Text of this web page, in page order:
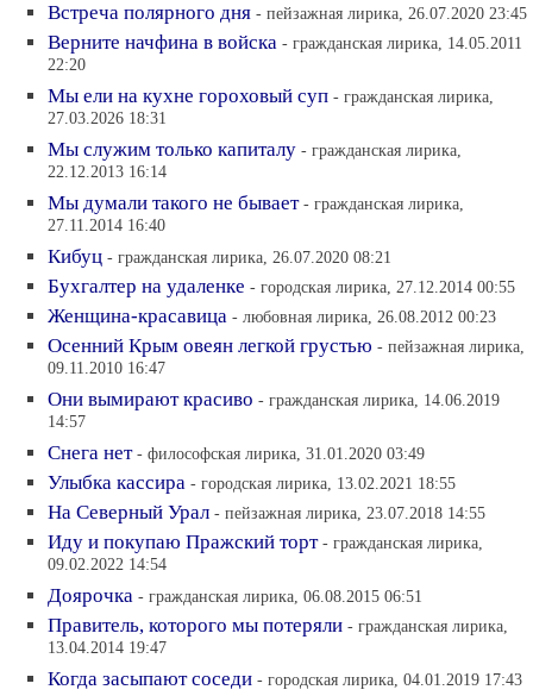
Встреча полярного дня - пейзажная лирика, 26.07.2020 23:45
Верните начфина в войска - гражданская лирика, 14.05.2011
22:20
Мы ели на кухне гороховый суп - гражданская лирика,
27.03.2026 18:31
Мы служим только капиталу - гражданская лирика,
22.12.2013 16:14
Мы думали такого не бывает - гражданская лирика,
27.11.2014 16:40
Кибуц - гражданская лирика, 26.07.2020 08:21
Бухгалтер на удаленке - городская лирика, 27.12.2014 00:55
Женщина-красавица - любовная лирика, 26.08.2012 00:23
Осенний Крым овеян легкой грустью - пейзажная лирика,
09.11.2010 16:47
Они вымирают красиво - гражданская лирика, 14.06.2019
14:57
Снега нет - философская лирика, 31.01.2020 03:49
Улыбка кассира - городская лирика, 13.02.2021 18:55
На Северный Урал - пейзажная лирика, 23.07.2018 14:55
Иду и покупаю Пражский торт - гражданская лирика,
09.02.2022 14:54
Доярочка - гражданская лирика, 06.08.2015 06:51
Правитель, которого мы потеряли - гражданская лирика,
13.04.2014 19:47
Когда засыпают соседи - городская лирика, 04.01.2019 17:43